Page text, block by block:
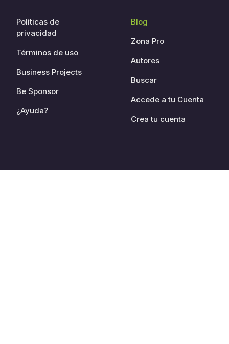
Políticas de
privacidad
Términos de uso
Business Projects
Be Sponsor
¿Ayuda?
Blog
Zona Pro
Autores
Buscar
Accede a tu Cuenta
Crea tu cuenta